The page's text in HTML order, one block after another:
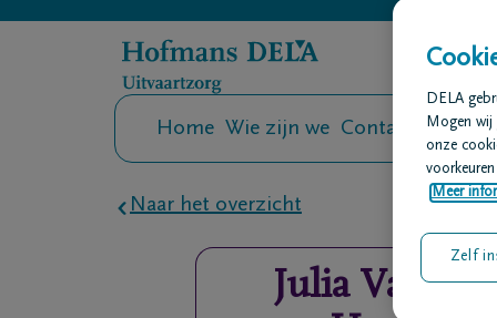
Home Wie zijn we Contact
Naar het overzicht
Julia Van
DELA
Mogen wij
onze
Meer
Zelf